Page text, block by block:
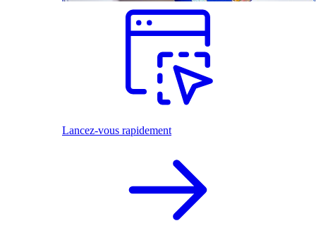
Lancez-vous rapidement